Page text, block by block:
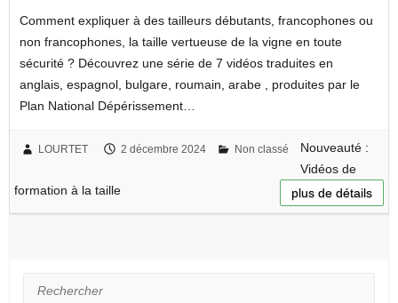
Comment expliquer à des tailleurs débutants, francophones ou
non francophones, la taille vertueuse de la vigne en toute
sécurité ? Découvrez une série de 7 vidéos traduites en
anglais, espagnol, bulgare, roumain, arabe , produites par le
Plan National Dépérissement…
LOURTET 2 décembre 2024 Non classé
Nouveauté :
Vidéos de
formation à la taille
plus de détails
Rechercher